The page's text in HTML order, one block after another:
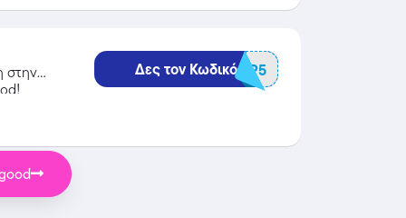
στην
Δες τον Κωδικό
BGCAMP5